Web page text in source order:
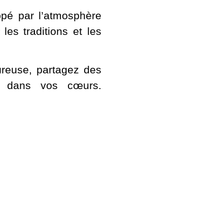
par l’atmosphère
les traditions et les
partagez des
dans vos cœurs.